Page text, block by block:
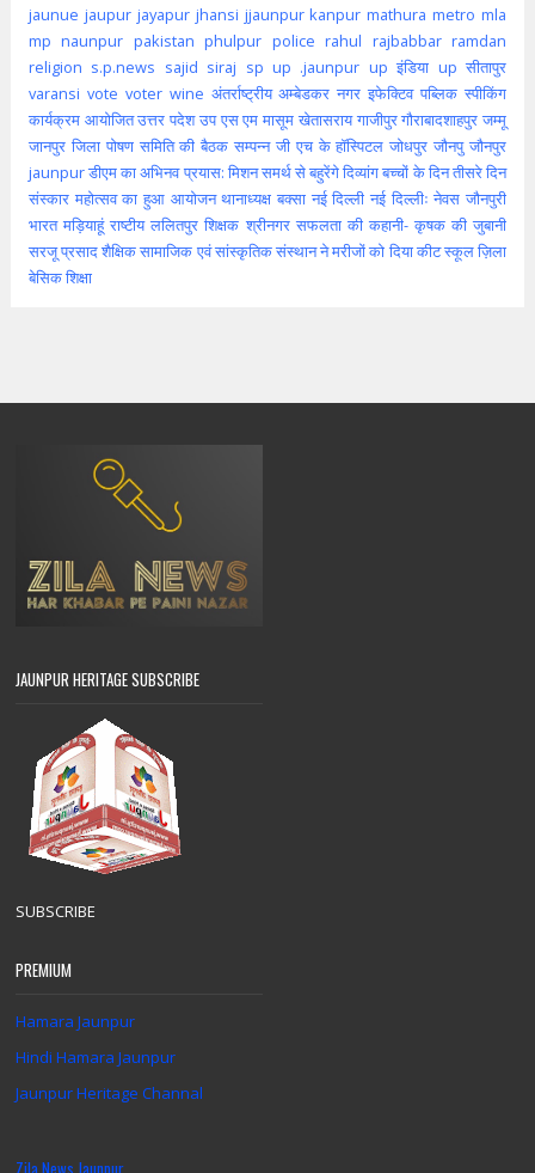
jaunue jaupur jayapur jhansi jjaunpur kanpur mathura metro mla
mp naunpur pakistan phulpur police rahul rajbabbar ramdan
religion s.p.news sajid siraj sp up .jaunpur up इंडिया up सीतापुर
varansi vote voter wine अंतर्राष्ट्रीय अम्बेडकर नगर इफेक्टिव पब्लिक स्पीकिंग
कार्यक्रम आयोजित उत्तर पदेश उप एस एम मासूम खेतासराय गाजीपुर गौराबादशाहपुर जम्मू
जानपुर जिला पोषण समिति की बैठक सम्पन्न जी एच के हॉस्पिटल जोधपुर जौनपु जौनपुर
jaunpurडीएम का अभिनव प्रयास: मिशन समर्थ से बहुरेंगे दिव्यांग बच्चों के दिनतीसरे दिन
संस्कार महोत्सव का हुआ आयोजन थानाध्यक्ष बक्सा नई दिल्ली नई दिल्लीः नेवस जौनपुरी
भारत मड़ियाहूं राष्टीय ललितपुर शिक्षक श्रीनगर सफलता की कहानी- कृषक की जुबानी
सरजू प्रसाद शैक्षिकसामाजिक एवं सांस्कृतिक संस्थान ने मरीजों को दिया कीटस्कूलज़िला
बेसिक शिक्षा
JAUNPUR HERITAGE SUBSCRIBE
SUBSCRIBE
PREMIUM
Hamara Jaunpur
Hindi Hamara Jaunpur
Jaunpur Heritage Channal
Zila News Jaunpur